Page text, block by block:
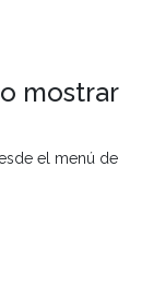
mostrar
el menú de